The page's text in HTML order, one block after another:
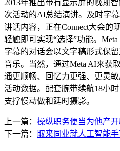
2013年推出带有显示屏的晚期
次活动的AI总结演讲。及时字
讲话内容，正在Connect大会的
轻触即可实现“选择”功能。
字幕的对话会以文字稿形式保
音乐。当然，通过Meta AI来获
通更顺畅、回忆力更强、更灵
活动数据。配套腕带续航18小
支撑慢动做和延时摄影。
上一篇： 操纵职务便当为他产
下一篇： 取来同业就人工智能